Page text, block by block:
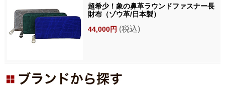
超希少！象の鼻革ラウンドファスナー長
財布（ゾウ革/日本製）
44,000円 (税込)